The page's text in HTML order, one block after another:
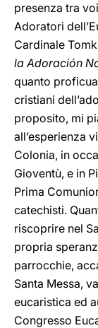
presenza tra
Adoratori
Cardinale
la Adoración
quanto
cristiani
proposito, mi
all’esperienza
Colonia, in
Gioventù, e in
Prima
catechisti.
riscoprire nel
propria
parrocchie,
Santa Messa,
eucaristica ed
Congresso